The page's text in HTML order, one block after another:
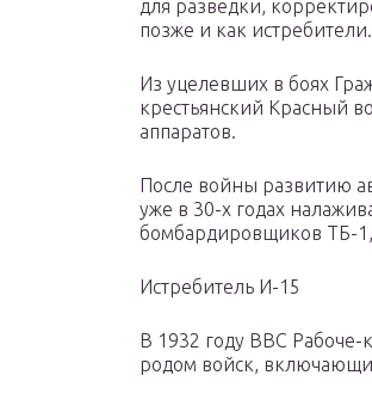
для разведки,
позже и как истребители.
Из уцелевших в боях
крестьянский Красный
аппаратов.
После войны развитию
уже в 30-х годах
бомбардировщиков ТБ-
Истребитель И-15
В 1932 году ВВС Рабоче-
родом войск,